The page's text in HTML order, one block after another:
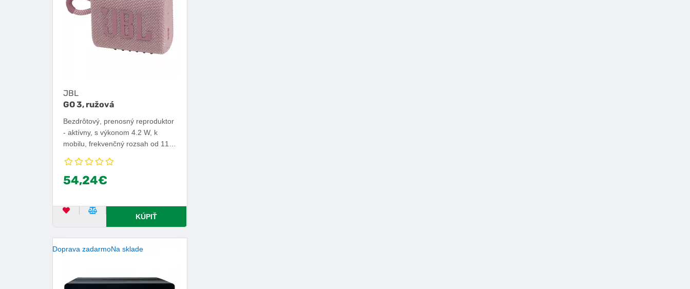
JBL
GO 3, ružová
Bezdrôtový, prenosný reproduktor
- aktívny, s výkonom 4.2 W, k
mobilu, frekvenčný rozsah od 110
certifikácia IPX7, ovládanie cez
zariadenia s OS iOS alebo
54,24€
OBĽÚBENÝ PRODUKT
POROVNAŤ PRODUKT
KÚPIŤ
Doprava zadarmoNa sklade